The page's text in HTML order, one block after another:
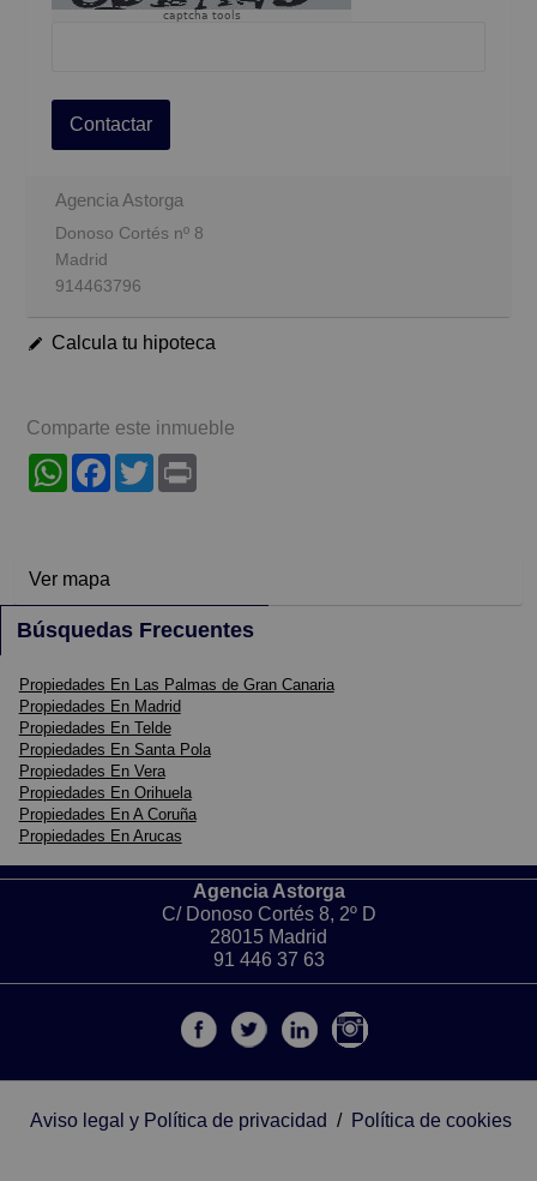
captcha tools
Contactar
Agencia Astorga
Donoso Cortés nº 8
Madrid
914463796
Calcula tu hipoteca
Comparte este inmueble
WhatsAppFacebook
Twitter
Ver mapa
Búsquedas Frecuentes
Propiedades En Las Palmas de Gran Canaria
Propiedades En Madrid
Propiedades En Telde
Propiedades En Santa Pola
Propiedades En Vera
Propiedades En Orihuela
Propiedades En A Coruña
Propiedades En Arucas
Agencia Astorga
C/ Donoso Cortés 8, 2º D
28015 Madrid
91 446 37 63
Aviso legal y Política de privacidad / Política de cookies